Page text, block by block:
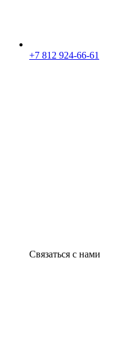
+7 812 924-66-61
Связаться с нами